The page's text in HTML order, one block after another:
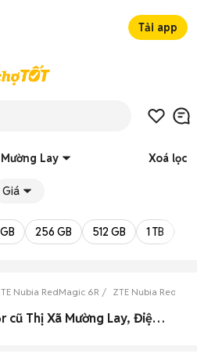
Tải app
Lay Xoá lọc
Giá
256 GB 512 GB 1 TB
Nubia RedMagic 6R ZTE Nubia
0 Zte Nubia Redmagic 6r cũ Thị Xã Mường Lay, Điện Biên đẹp